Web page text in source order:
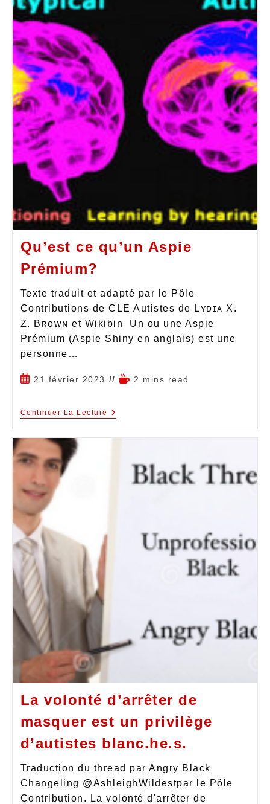
Qu’est ce qu’un Aspie
Prémium?
Texte traduit et adapté par le Pôle
Contributions de CLE Autistes de Lʏᴅɪᴀ X.
Z. Bʀᴏᴡɴ et Wikibin Un ou une Aspie
Prémium (Aspie Shiny en anglais) est une
personne…
21 février 2023 2 mins read
Continuer La Lecture
La volonté d’arrêter de
masquer est un privilège
d’autistes blanc.he.s.
Traduction du thread par Angry Black
Changeling @AshleighWildestpar le Pôle
Contribution. La volonté d'arrêter de